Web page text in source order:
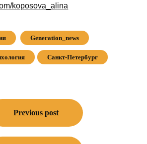
koposova_alina
Generation_news
Санкт-Петербург
Previous post